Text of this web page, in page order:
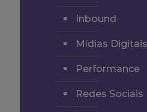
Inbound
Mídias Digitais
Performance
Redes Sociais